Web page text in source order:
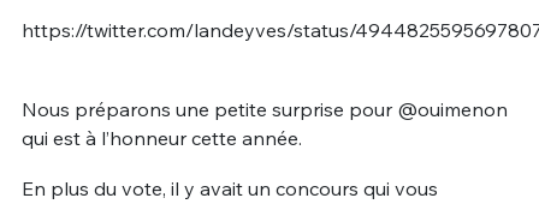
https://twitter.com/landeyves/status/
Nous préparons une petite surprise pour @ouimenon
qui est à l’honneur cette année.
En plus du vote, il y avait un concours qui vous